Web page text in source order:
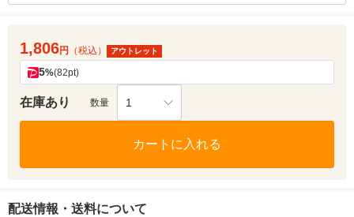
1,806円 （税込） アウトレット
5%(82pt)
在庫あり 数量 1
カートに入れる
配送情報・送料について